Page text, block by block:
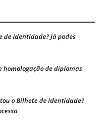
de Identidade? Já podes
homologação de diplomas
o Bilhete de Identidade?